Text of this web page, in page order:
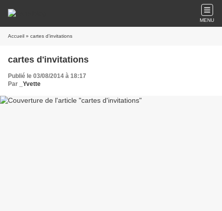
MENU
Accueil » cartes d'invitations
cartes d'invitations
Publié le 03/08/2014 à 18:17
Par
_Yvette